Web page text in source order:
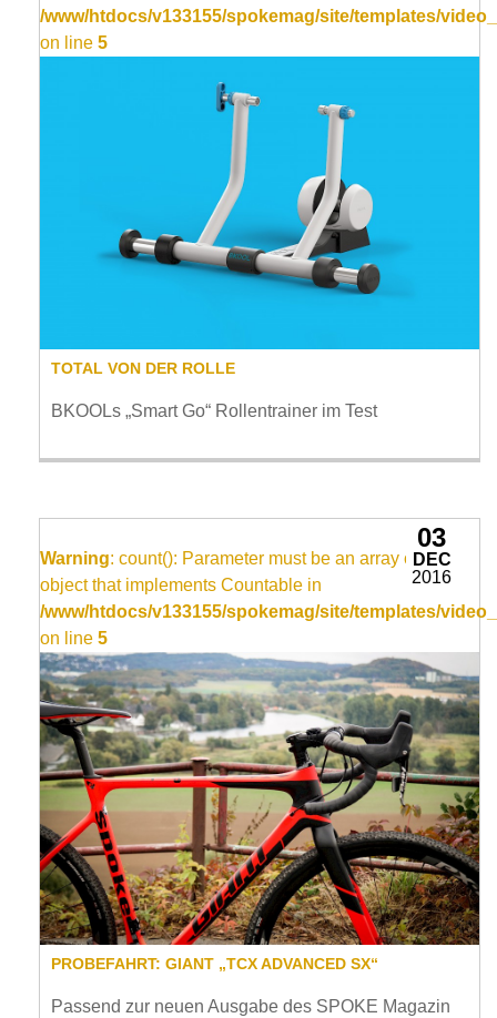
/www/htdocs/v133155/spokemag/site/templates/
on line 5
TOTAL VON DER ROLLE
BKOOLs „Smart Go“ Rollentrainer im Test
Warning: count(): Parameter must be an array or an
object that implements Countable in
/www/htdocs/v133155/spokemag/site/templates/
on line 5
PROBEFAHRT: GIANT „TCX ADVANCED SX“
Passend zur neuen Ausgabe des SPOKE Magazin
03
DEC
2016